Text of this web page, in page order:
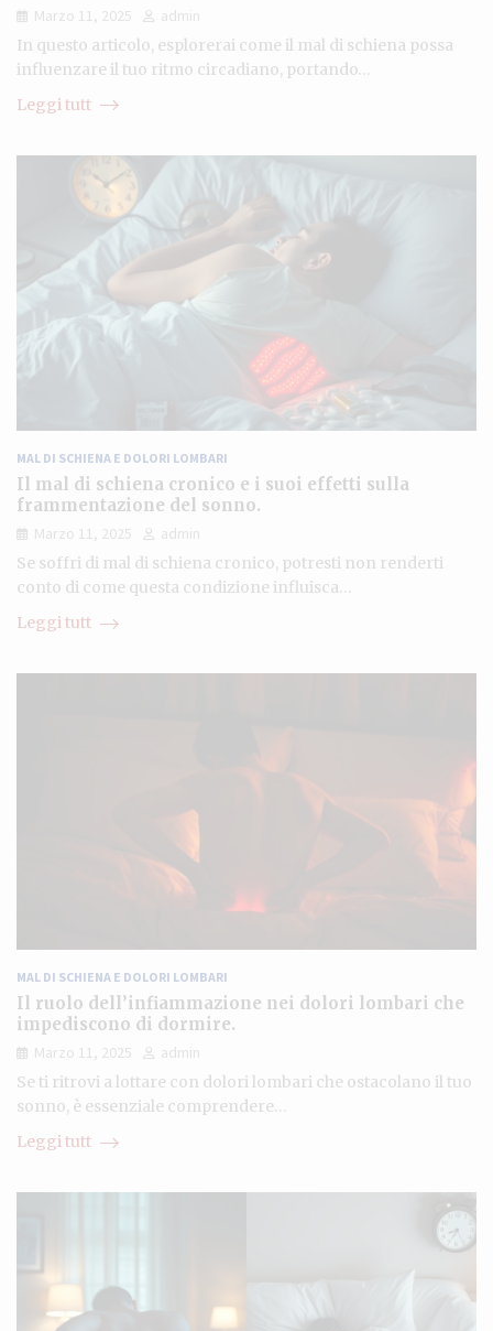
Marzo 11, 2025
admin
In questo articolo, esplorerai come il mal di schiena possa
influenzare il tuo ritmo circadiano, portando…
Leggi tutt
MAL DI SCHIENA E DOLORI LOMBARI
Il mal di schiena cronico e i suoi effetti sulla
frammentazione del sonno.
Marzo 11, 2025
admin
Se soffri di mal di schiena cronico, potresti non renderti
conto di come questa condizione influisca…
Leggi tutt
MAL DI SCHIENA E DOLORI LOMBARI
Il ruolo dell’infiammazione nei dolori lombari che
impediscono di dormire.
Marzo 11, 2025
admin
Se ti ritrovi a lottare con dolori lombari che ostacolano il tuo
sonno, è essenziale comprendere…
Leggi tutt